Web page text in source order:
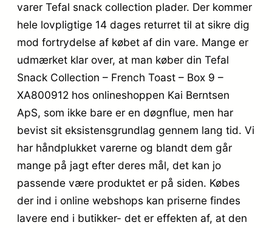
varer Tefal snack collection plader. Der kommer
hele lovpligtige 14 dages returret til at sikre dig
mod fortrydelse af købet af din vare. Mange er
udmærket klar over, at man køber din Tefal
Snack Collection – French Toast – Box 9 –
XA800912 hos onlineshoppen Kai Berntsen
ApS, som ikke bare er en døgnflue, men har
bevist sit eksistensgrundlag gennem lang tid. Vi
har håndplukket varerne og blandt dem går
mange på jagt efter deres mål, det kan jo
passende være produktet er på siden. Købes
der ind i online webshops kan priserne findes
lavere end i butikker- det er effekten af, at den